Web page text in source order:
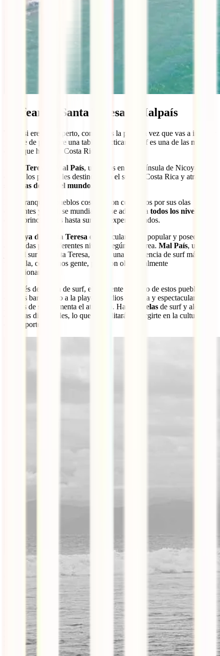
Surfear en Santa Teresa y Malpaís
Tanto si eres un experto, como si es la primera vez que vas a intentar
ponerte de pie sobre una tabla, practicar el surf es una de las mejores
cosas que hacer en Costa Rica.
Santa Teresa y Mal País, ubicados en la Península de Nicoya, son
dos de los principales destinos para el surf de Costa Rica y atraen a
surfistas de todo el mundo
Estos tranquilos pueblos costeros son conocidos por sus olas
constantes y de clase mundial que se adaptan a todos los niveles
desde principiantes hasta surfistas experimentados.
playa de Santa Teresa es particularmente popular y posee olas
adecuadas para diferentes niveles según la marea. Mal País, ubicada
justo al sur de Santa Teresa, ofrece una experiencia de surf más
tranquila, con menos gente, pero con olas igualmente
impresionantes.
Después de un día de surf, el ambiente relajado de estos pueblos,
con sus bares junto a la playa, estudios de yoga y espectaculares
puestas de sol, aumenta el atractivo. Hay
escuelas de surf y alquiler
de tablas disponibles, lo que te facilitará sumergirte en la cultura de
este deporte.